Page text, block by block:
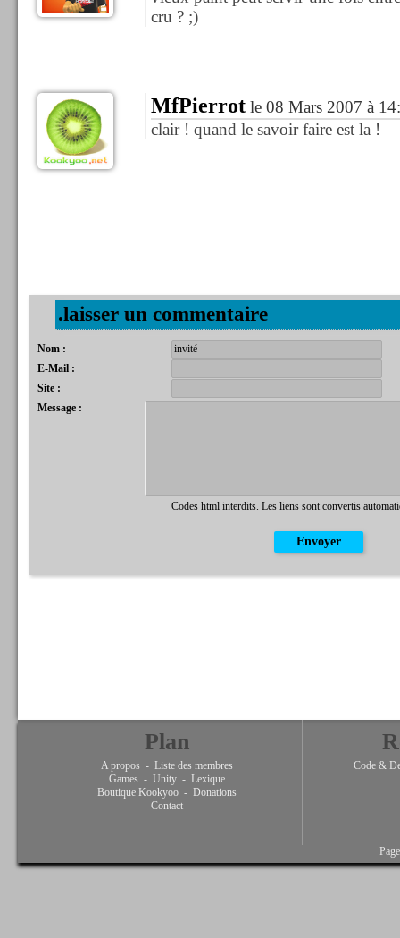
cru ? ;)
MfPierrotle 08 Mars 2007 à
clair ! quand le savoir faire est la !
.laisser un commentaire
Nom :
E-Mail :
Site :
Message :
Codes html interdits. Les liens sont convertis
Plan
A propos - Liste des membres
Games - Unity - Lexique
Boutique Kookyoo - Donations
Contact
Code &